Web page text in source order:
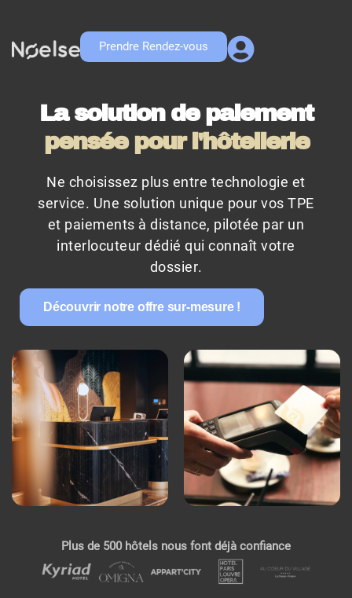
Prendre Rendez-vous
La solution de paiement
pensée pour l'hôtellerie
Ne choisissez plus entre technologie et
service. Une solution unique pour vos TPE
et paiements à distance, pilotée par un
interlocuteur dédié qui connaît votre
dossier.
Découvrir notre offre sur-mesure !
Plus de 500 hôtels nous font déjà confiance